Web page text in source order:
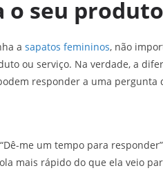
o seu produto
a sapatos femininos, não
ou serviço. Na verdade, a
responder a uma
me um tempo para
mais rápido do que ela veio